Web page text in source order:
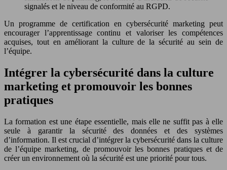
signalés et le niveau de conformité au RGPD.
Un programme de certification en cybersécurité marketing peut
encourager l’apprentissage continu et valoriser les compétences
acquises, tout en améliorant la culture de la sécurité au sein de
l’équipe.
Intégrer la cybersécurité dans la culture
marketing et promouvoir les bonnes
pratiques
La formation est une étape essentielle, mais elle ne suffit pas à elle
seule à garantir la sécurité des données et des systèmes
d’information. Il est crucial d’intégrer la cybersécurité dans la culture
de l’équipe marketing, de promouvoir les bonnes pratiques et de
créer un environnement où la sécurité est une priorité pour tous.